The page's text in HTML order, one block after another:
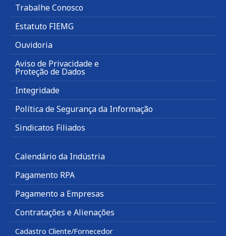
Trabalhe Conosco
Estatuto FIEMG
Ouvidoria
Aviso de Privacidade e
Proteção de Dados
Integridade
Política de Segurança da Informação
Sindicatos Filiados
Calendário da Indústria
Pagamento RPA
Pagamento a Empresas
Contratações e Alienações
Cadastro Cliente/Fornecedor